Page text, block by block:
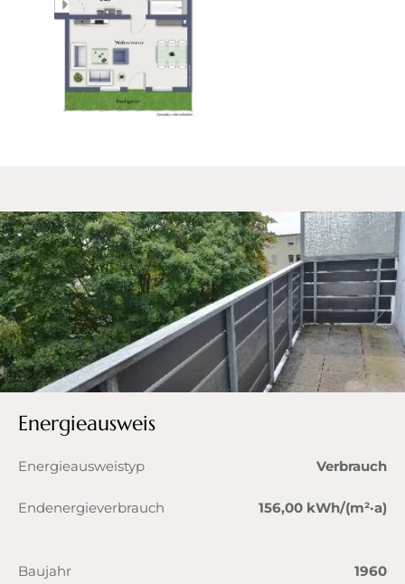
Energieausweis
Energieausweistyp Verbrauch
Endenergieverbrauch 156,00 kWh/(m²·a)
Baujahr 1960